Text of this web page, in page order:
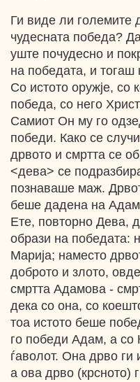
Ги виде ли големите
чудесната победа?
уште почудесно и
на победата, и тогаш
Со истото оружје, со
победа, со него
Самиот Он му го
победи. Како се
дрвото и смртта се
<дева> се
познаваше маж.
беше дадена на
Ете, повторно Дева,
образи на победата:
Марија; наместо
доброто и злото,
смртта Адамова -
дека со она, со
тоа истото беше
го победи Адам, а со
ѓаволот. Она дрво ги
а ова дрво (крсното)